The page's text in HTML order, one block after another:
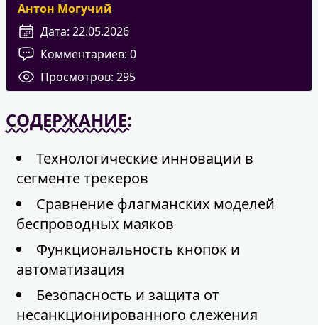
Антон Могучий
Дата: 22.05.2026
Комментариев: 0
Просмотров: 295
СОДЕРЖАНИЕ:
Технологические инновации в
сегменте трекеров
Сравнение флагманских моделей
беспроводных маяков
Функциональность кнопок и
автоматизация
Безопасность и защита от
несанкционированного слежения